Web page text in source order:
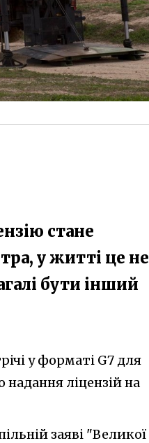
стане
у житті це не
бути інший
у форматі G7 для
ліцензій на
заяві "Великої